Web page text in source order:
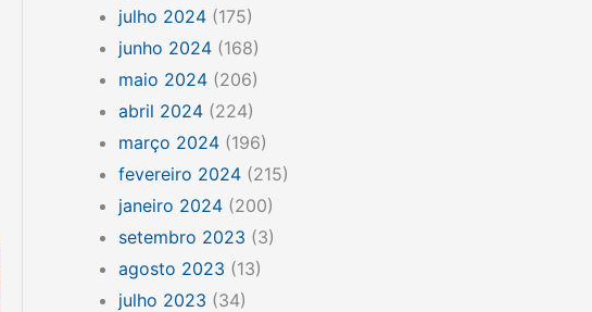
julho 2024 (175)
junho 2024 (168)
maio 2024 (206)
abril 2024 (224)
março 2024 (196)
fevereiro 2024 (215)
janeiro 2024 (200)
setembro 2023 (3)
agosto 2023 (13)
julho 2023 (34)